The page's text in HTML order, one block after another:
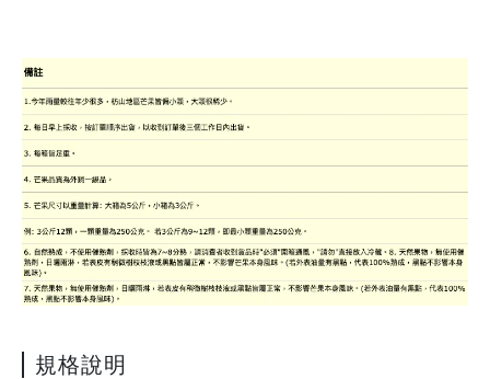
規格說明